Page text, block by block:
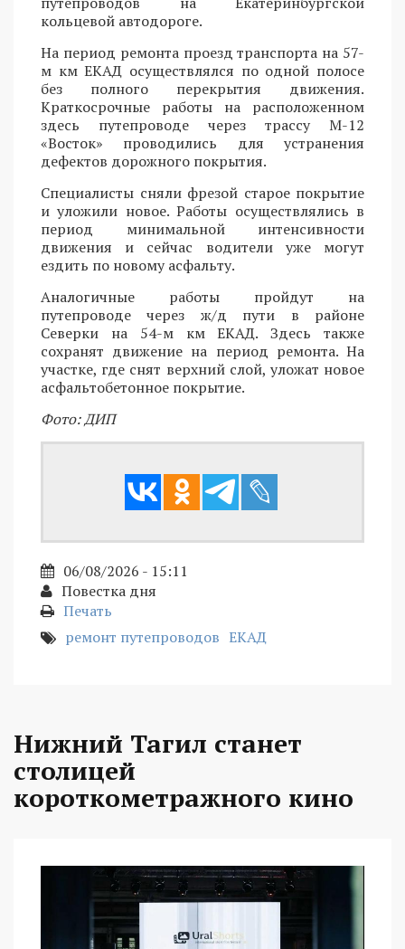
кольцевой автодороге.
На период ремонта проезд транспорта на 57-
м км ЕКАД осуществлялся по одной полосе
без полного перекрытия движения.
Краткосрочные работы на расположенном
здесь путепроводе через трассу М-12
«Восток» проводились для устранения
дефектов дорожного покрытия.
Специалисты сняли фрезой старое покрытие
и уложили новое. Работы осуществлялись в
период минимальной интенсивности
движения и сейчас водители уже могут
ездить по новому асфальту.
Аналогичные работы пройдут на
путепроводе через ж/д пути в районе
Северки на 54-м км ЕКАД. Здесь также
сохранят движение на период ремонта. На
участке, где снят верхний слой, уложат новое
асфальтобетонное покрытие.
Фото: ДИП
06/08/2026 - 15:11
Повестка дня
Печать
ремонт путепроводов ЕКАД
Нижний Тагил станет
столицей
короткометражного кино